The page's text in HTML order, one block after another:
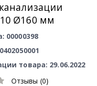
Ø160 мм
00000398
товара: 29.06.2022
Отзывы (0)